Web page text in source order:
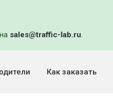
sales@traffic-lab.ru.
Как заказать